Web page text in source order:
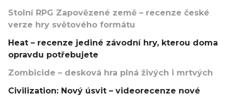
Stolní RPG Zapovězené země – recenze české
verze hry světového formátu
Heat – recenze jediné závodní hry, kterou doma
opravdu potřebujete
Zombicide – desková hra plná živých i mrtvých
Civilization: Nový úsvit – videorecenze nové